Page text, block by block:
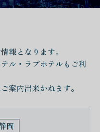
報となります。
ル・ラブホテルもご利
案内出来かねます。
岡